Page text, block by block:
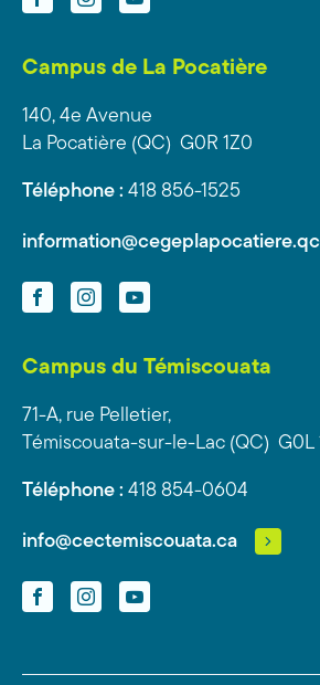
Campus de La Pocatière
140, 4e Avenue
La Pocatière (QC) G0R 1Z0
Téléphone : 418 856-1525
FacebookInstagramYouTube
Campus du Témiscouata
71-A, rue Pelletier,
Témiscouata-sur-le-Lac (QC) G0L
Téléphone : 418 854-0604
info@cectemiscouata.ca
FacebookInstagramYouTube